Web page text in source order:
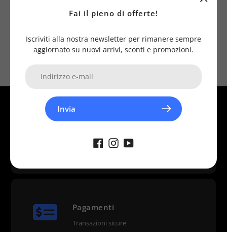
n.b. la foto è puramente dimostrativa
Diversi canali disponibili
Pagamenti
Transazioni sicure
Fai il pieno di offerte!
Iscriviti alla nostra newsletter per rimanere sempre
aggiornato su nuovi arrivi, sconti e promozioni.
Invia